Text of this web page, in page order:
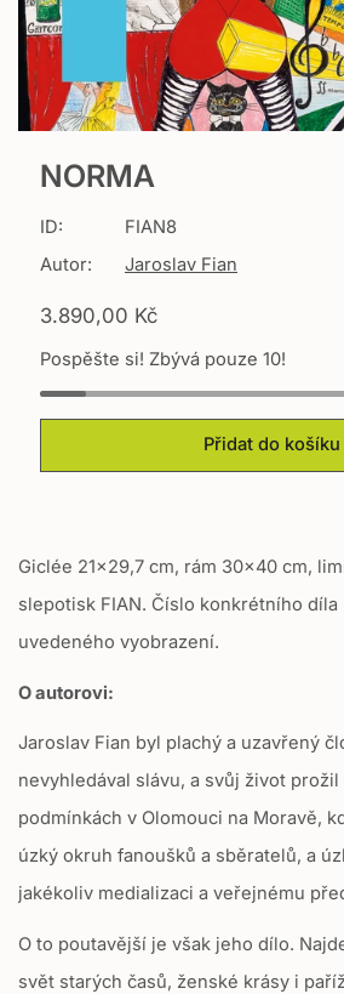
NORMA
ID:
FIAN8
Autor:
Jaroslav Fian
T
a
n
s
a
n
s
i
g
:
s
.
r
d
u
3.890,00 Kč
Pospěšte si! Zbývá pouze 10!
Přidat do košíku
Giclée 21x29,7 cm, rám 30x40 cm,
slepotisk FIAN. Číslo konkrétního
uvedeného vyobrazení.
O autorovi:
Jaroslav Fian byl plachý a uzavřený
nevyhledával slávu, a svůj život
podmínkách v Olomouci na Moravě,
úzký okruh fanoušků a sběratelů, a
jakékoliv medializaci a veřejnému
O to poutavější je však jeho dílo.
svět starých časů, ženské krásy i